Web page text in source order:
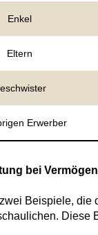
bei
Beispiele, die
Diese
Enkel
Eltern
Erwerber